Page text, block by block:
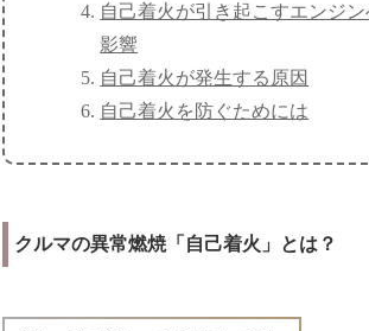
自己着火が引き起こすエンジ
影響
自己着火が発生する原因
自己着火を防ぐためには
クルマの異常燃焼「自己着火」とは？